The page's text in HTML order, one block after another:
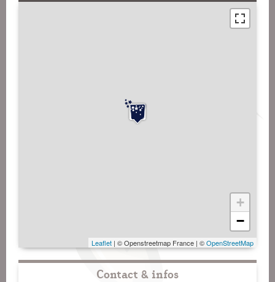
+
−
Leaflet | © Openstreetmap France | ©OpenStreetMap
Contact & infos